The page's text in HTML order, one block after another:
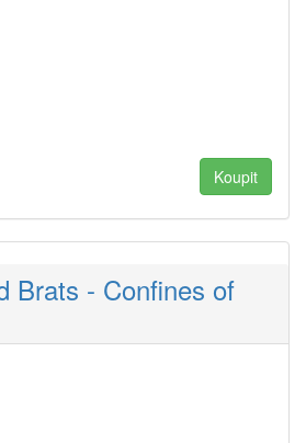
Brats - Confines of